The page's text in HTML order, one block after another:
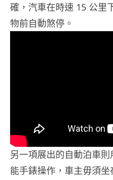
確，汽車在時速 15 公里
物前自動煞停。
另一項展出的自動泊車
能手錶操作，車主毋須